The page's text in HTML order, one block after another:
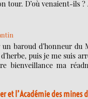
tour. D’où venaient-ils
un baroud d’honneur
puis je me suis
bienveillance ma
et l’Académie des mines